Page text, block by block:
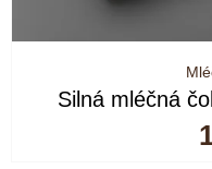
Silná mléčná